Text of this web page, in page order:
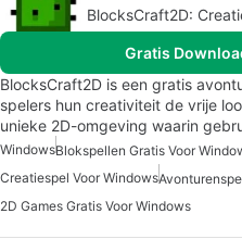
BlocksCraft2D:
Gratis
BlocksCraft2D is een gratis
spelers hun creativiteit de vrije
unieke 2D-omgeving waarin
WindowsBlokspellen Gratis Voor
Creatiespel Voor Windows
2D Games Gratis Voor Windows